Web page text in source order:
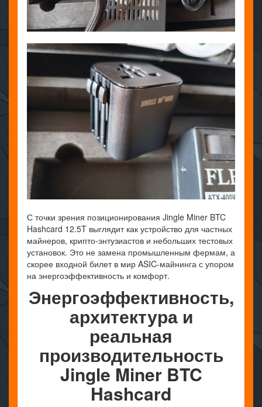
С точки зрения позиционирования Jingle Miner BTC
Hashcard 12.5T выглядит как устройство для частных
майнеров, крипто-энтузиастов и небольших тестовых
установок. Это не замена промышленным фермам, а
скорее входной билет в мир ASIC-майнинга с упором
на энергоэффективность и комфорт.
Энергоэффективность,
архитектура и
реальная
производительность
Jingle Miner BTC
Hashcard